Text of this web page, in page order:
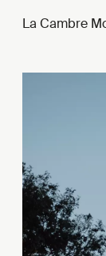
La Cambre